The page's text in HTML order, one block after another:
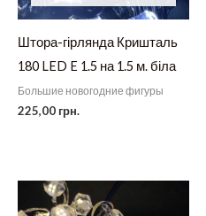
Штора-гірлянда Кришталь
180 LED E 1.5 на 1.5 м. біла
Большие новогодние фигуры
225,00 грн.